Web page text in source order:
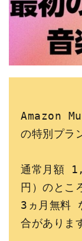
Amazon
の特別プラ
通常月額
円）のとこ
3ヵ月無料
合がありま